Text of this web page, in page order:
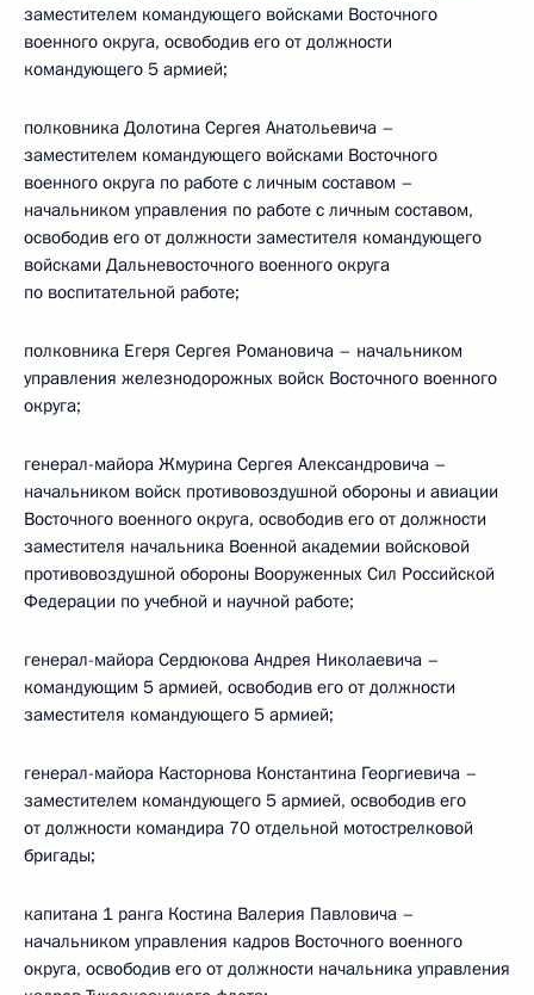
заместителем командующего войсками Восточного
военного округа, освободив его от должности
командующего 5 армией;
полковника Долотина Сергея Анатольевича –
заместителем командующего войсками Восточного
военного округа по работе с личным составом –
начальником управления по работе с личным составом,
освободив его от должности заместителя командующего
войсками Дальневосточного военного округа
по воспитательной работе;
полковника Егеря Сергея Романовича – начальником
управления железнодорожных войск Восточного военного
округа;
генерал-майора Жмурина Сергея Александровича –
начальником войск противовоздушной обороны и авиации
Восточного военного округа, освободив его от должности
заместителя начальника Военной академии войсковой
противовоздушной обороны Вооруженных Сил Российской
Федерации по учебной и научной работе;
генерал-майора Сердюкова Андрея Николаевича –
командующим 5 армией, освободив его от должности
заместителя командующего 5 армией;
генерал-майора Касторнова Константина Георгиевича –
заместителем командующего 5 армией, освободив его
от должности командира 70 отдельной мотострелковой
бригады;
капитана 1 ранга Костина Валерия Павловича –
начальником управления кадров Восточного военного
округа, освободив его от должности начальника управления